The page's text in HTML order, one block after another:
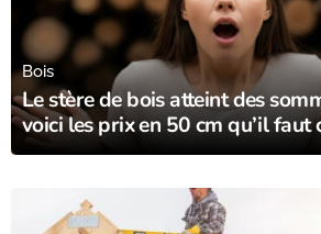
Le stère de bois atteint des
voici les prix en 50 cm qu’il faut
Bois